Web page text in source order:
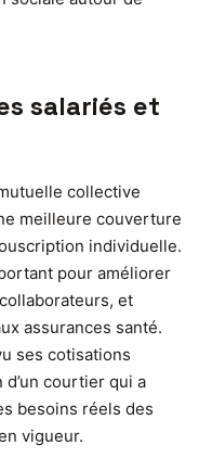
salariés et
collective
meilleure couverture
individuelle.
pour améliorer
et
assurances santé.
ses cotisations
courtier qui a
besoins réels des
vigueur.